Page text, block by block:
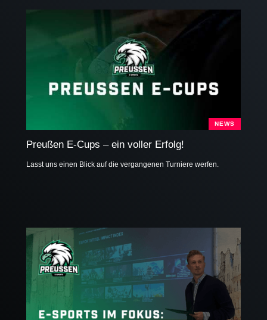
NEWS
Preußen E-Cups – ein voller Erfolg!
Lasst uns einen Blick auf die vergangenen Turniere werfen.